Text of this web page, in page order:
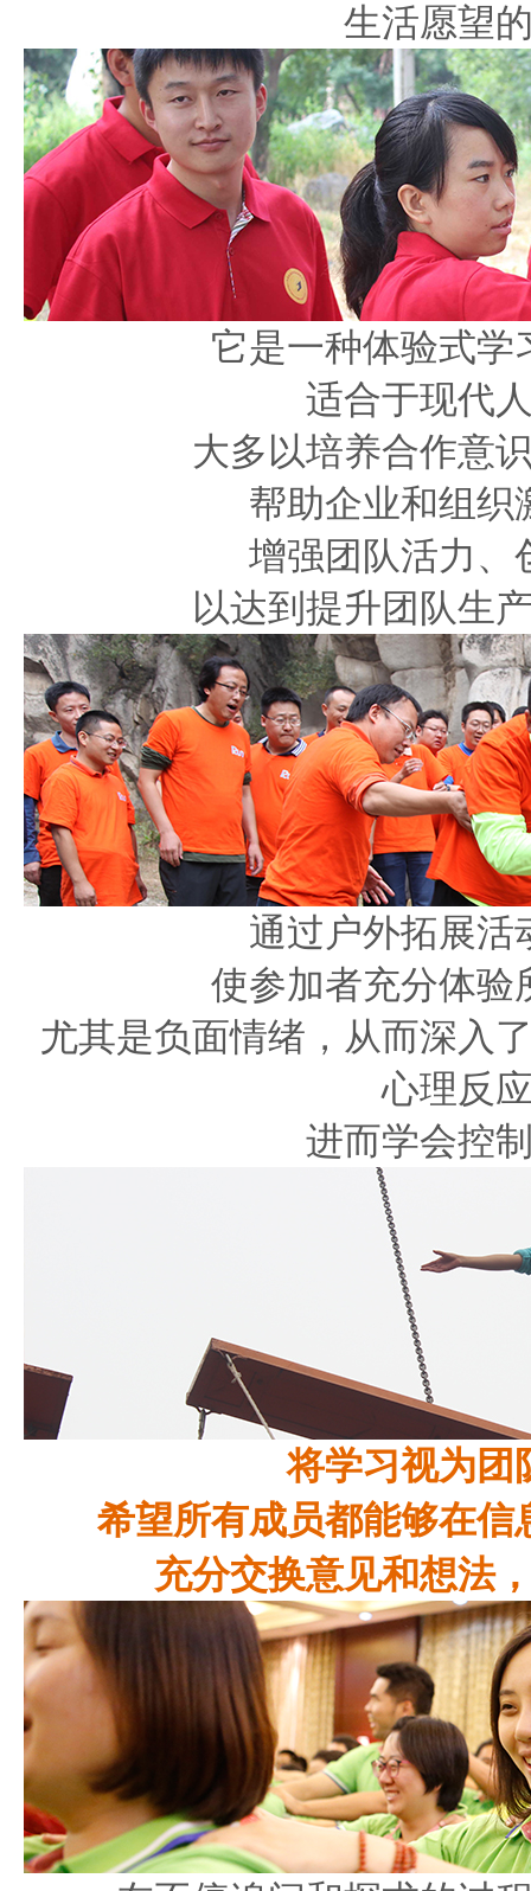
生活愿望
它是一种体验式学
适合于现代
大多以培养合作意
帮助企业和组织
增强团队活力、
以达到提升团队生
通过户外拓展活
使参加者充分体验
尤其是负面情绪，从而深入
心理反
进而学会控
将学习视为团
希望所有成员都能够在
充分交换意见和想法